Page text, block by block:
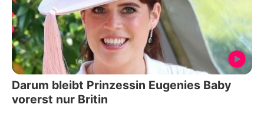
Darum bleibt Prinzessin Eugenies Baby
vorerst nur Britin